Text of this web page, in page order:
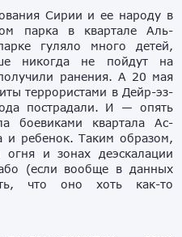
Сирии и ее народу в
парка в квартале Аль-
гуляло много детей,
никогда не пойдут на
ранения. А 20 мая
террористами в Дейр-эз-
пострадали. И — опять
боевиками квартала Ас-
и ребенок. Таким образом,
и зонах деэскалации
(если вообще в данных
что оно хоть как-то